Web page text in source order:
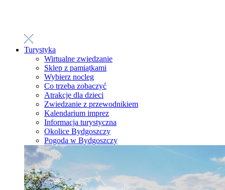
Turystyka
Wirtualne zwiedzanie
Sklep z pamiątkami
Wybierz nocleg
Co trzeba zobaczyć
Atrakcje dla dzieci
Zwiedzanie z przewodnikiem
Kalendarium imprez
Informacja turystyczna
Okolice Bydgoszczy
Pogoda w Bydgoszczy